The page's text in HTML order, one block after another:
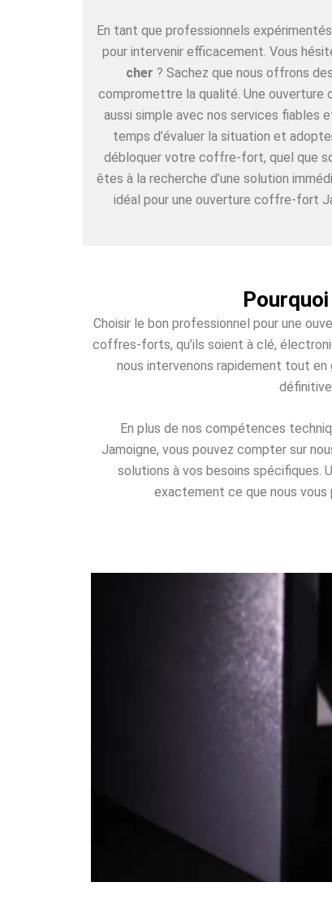
En tant que professionnels
pour intervenir efficacement. Vous
cher ? Sachez que nous offrons
compromettre la qualité. Une ouverture
aussi simple avec nos services fiables
temps d’évaluer la situation et
débloquer votre coffre-fort, quel que
êtes à la recherche d’une solution
idéal pour une ouverture coffre-fort
Choisir le bon professionnel pour une
coffres-forts, qu’ils soient à clé,
nous intervenons rapidement tout
En plus de nos compétences
Jamoigne, vous pouvez compter sur
solutions à vos besoins spécifiques.
exactement ce que nous